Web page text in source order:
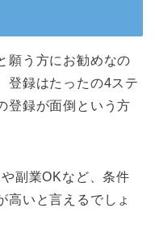
願う方にお勧めなの
登録はたったの4ステ
登録が面倒という方
副業OKなど、条件
高いと言えるでしょ